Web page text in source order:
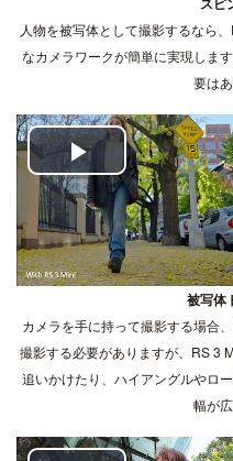
人物を被写体として撮影するなら
なカメラワークが簡単に実現しま
要は
Play
Video
被写体
カメラを手に持って撮影する場合
撮影する必要がありますが、RS 3
追いかけたり、ハイアングルやロ
幅が